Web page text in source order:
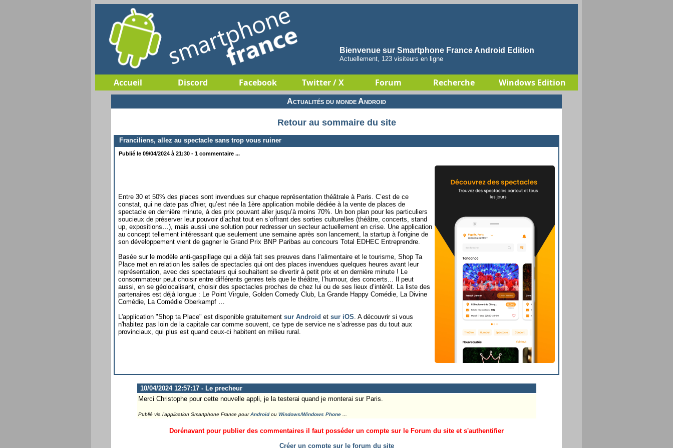
Bienvenue sur Smartphone France Android Edition
Actuellement, 123 visiteurs en ligne
Accueil Discord Facebook Twitter / X Forum Recherche Windows Edition
Actualités du monde Android
Retour au sommaire du site
Franciliens, allez au spectacle sans trop vous ruiner
Publié le 09/04/2024 à 21:30 - 1 commentaire ...
Entre 30 et 50% des places sont invendues sur chaque représentation théâtrale à Paris. C’est de ce
constat, qui ne date pas d'hier, qu’est née la 1ère application mobile dédiée à la vente de places de
spectacle en dernière minute, à des prix pouvant aller jusqu’à moins 70%. Un bon plan pour les particuliers
soucieux de préserver leur pouvoir d’achat tout en s’offrant des sorties culturelles (théâtre, concerts, stand
up, expositions…), mais aussi une solution pour redresser un secteur actuellement en crise. Une application
au concept tellement intéressant que seulement une semaine après son lancement, la startup à l'origine de
son développement vient de gagner le Grand Prix BNP Paribas au concours Total EDHEC Entreprendre.
Basée sur le modèle anti-gaspillage qui a déjà fait ses preuves dans l’alimentaire et le tourisme, Shop Ta
Place met en relation les salles de spectacles qui ont des places invendues quelques heures avant leur
représentation, avec des spectateurs qui souhaitent se divertir à petit prix et en dernière minute ! Le
consommateur peut choisir entre différents genres tels que le théâtre, l’humour, des concerts... Il peut
aussi, en se géolocalisant, choisir des spectacles proches de chez lui ou de ses lieux d’intérêt. La liste des
partenaires est déjà longue : Le Point Virgule, Golden Comedy Club, La Grande Happy Comédie, La Divine
Comédie, La Comédie Oberkampf …
L'application "Shop ta Place" est disponible gratuitement sur Android et sur iOS . A découvrir si vous
n'habitez pas loin de la capitale car comme souvent, ce type de service ne s’adresse pas du tout aux
provinciaux, qui plus est quand ceux-ci habitent en milieu rural.
10/04/2024 12:57:17 - Le precheur
Merci Christophe pour cette nouvelle appli, je la testerai quand je monterai sur Paris.
Publié via l'application Smartphone France pourAndroidou Windows/Windows Phone...
Dorénavant pour publier des commentaires il faut posséder un compte sur le Forum du site et s'authentifier
Créer un compte sur le forum du site